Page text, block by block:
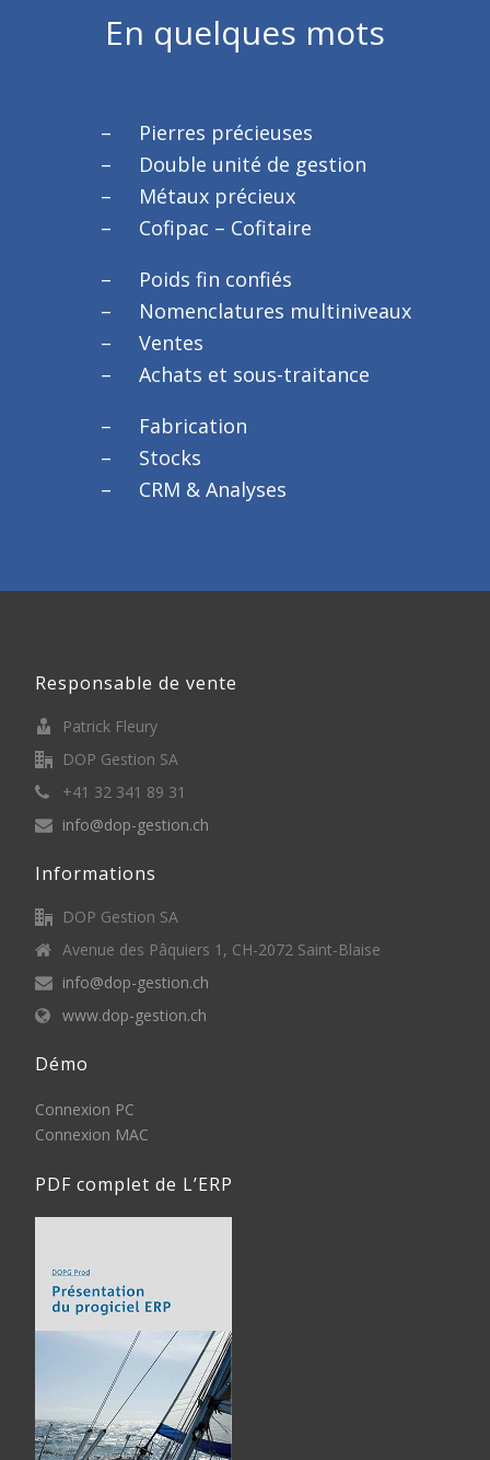
En quelques mots
Pierres précieuses
Double unité de gestion
Métaux précieux
Cofipac – Cofitaire
Poids fin confiés
Nomenclatures multiniveaux
Ventes
Achats et sous-traitance
Fabrication
Stocks
CRM & Analyses
Responsable de vente
Patrick Fleury
DOP Gestion SA
+41 32 341 89 31
info@dop-gestion.ch
Informations
DOP Gestion SA
Avenue des Pâquiers 1, CH-2072 Saint-Blaise
info@dop-gestion.ch
www.dop-gestion.ch
Démo
Connexion PC
Connexion MAC
PDF complet de L’ERP